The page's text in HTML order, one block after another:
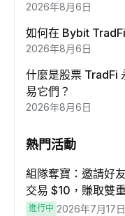
2026年8月6日
如何在 Bybit
2026年8月6日
什麼是股票 TradFi
易它們？
2026年8月6日
熱門活動
組隊奪寶：邀請好
交易 $10，賺取雙
進行中 2026年7月17日